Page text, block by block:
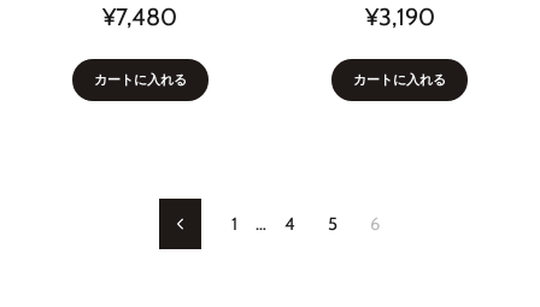
¥7,480
カートに入れる
¥3,190
カートに入れる
Previous1 … 4 5 6